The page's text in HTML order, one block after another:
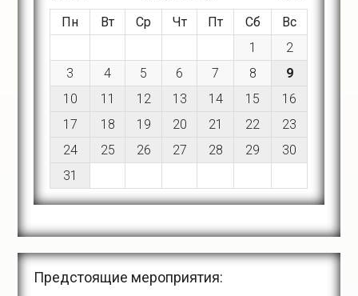
Пн
Вт Ср Чт Пт Сб
Вс
1
2
3
4 5 6 7 8
9
10
11 12 13 14 15
16
17
18 19 20 21 22
23
24
25 26 27 28 29
30
31
Предстоящие мероприятия: